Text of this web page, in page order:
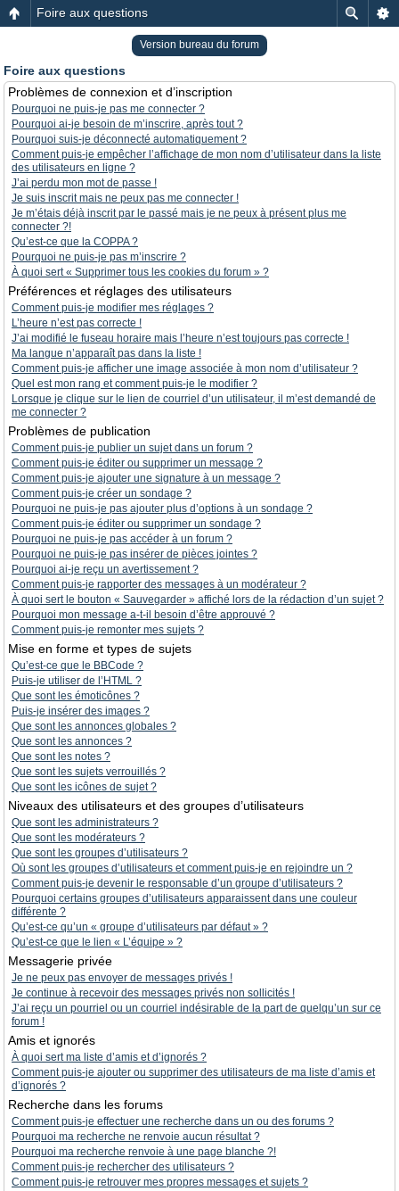
Foire aux questions
Version bureau du forum
Foire aux questions
Problèmes de connexion et d’inscription
Pourquoi ne puis-je pas me connecter ?
Pourquoi ai-je besoin de m’inscrire, après tout ?
Pourquoi suis-je déconnecté automatiquement ?
Comment puis-je empêcher l’affichage de mon nom d’utilisateur dans la liste
des utilisateurs en ligne ?
J’ai perdu mon mot de passe !
Je suis inscrit mais ne peux pas me connecter !
Je m’étais déjà inscrit par le passé mais je ne peux à présent plus me
connecter ?!
Qu’est-ce que la COPPA ?
Pourquoi ne puis-je pas m’inscrire ?
À quoi sert « Supprimer tous les cookies du forum » ?
Préférences et réglages des utilisateurs
Comment puis-je modifier mes réglages ?
L’heure n’est pas correcte !
J’ai modifié le fuseau horaire mais l’heure n’est toujours pas correcte !
Ma langue n’apparaît pas dans la liste !
Comment puis-je afficher une image associée à mon nom d’utilisateur ?
Quel est mon rang et comment puis-je le modifier ?
Lorsque je clique sur le lien de courriel d’un utilisateur, il m’est demandé de
me connecter ?
Problèmes de publication
Comment puis-je publier un sujet dans un forum ?
Comment puis-je éditer ou supprimer un message ?
Comment puis-je ajouter une signature à un message ?
Comment puis-je créer un sondage ?
Pourquoi ne puis-je pas ajouter plus d’options à un sondage ?
Comment puis-je éditer ou supprimer un sondage ?
Pourquoi ne puis-je pas accéder à un forum ?
Pourquoi ne puis-je pas insérer de pièces jointes ?
Pourquoi ai-je reçu un avertissement ?
Comment puis-je rapporter des messages à un modérateur ?
À quoi sert le bouton « Sauvegarder » affiché lors de la rédaction d’un sujet ?
Pourquoi mon message a-t-il besoin d’être approuvé ?
Comment puis-je remonter mes sujets ?
Mise en forme et types de sujets
Qu’est-ce que le BBCode ?
Puis-je utiliser de l’HTML ?
Que sont les émoticônes ?
Puis-je insérer des images ?
Que sont les annonces globales ?
Que sont les annonces ?
Que sont les notes ?
Que sont les sujets verrouillés ?
Que sont les icônes de sujet ?
Niveaux des utilisateurs et des groupes d’utilisateurs
Que sont les administrateurs ?
Que sont les modérateurs ?
Que sont les groupes d’utilisateurs ?
Où sont les groupes d’utilisateurs et comment puis-je en rejoindre un ?
Comment puis-je devenir le responsable d’un groupe d’utilisateurs ?
Pourquoi certains groupes d’utilisateurs apparaissent dans une couleur
différente ?
Qu’est-ce qu’un « groupe d’utilisateurs par défaut » ?
Qu’est-ce que le lien « L’équipe » ?
Messagerie privée
Je ne peux pas envoyer de messages privés !
Je continue à recevoir des messages privés non sollicités !
J’ai reçu un pourriel ou un courriel indésirable de la part de quelqu’un sur ce
forum !
Amis et ignorés
À quoi sert ma liste d’amis et d’ignorés ?
Comment puis-je ajouter ou supprimer des utilisateurs de ma liste d’amis et
d’ignorés ?
Recherche dans les forums
Comment puis-je effectuer une recherche dans un ou des forums ?
Pourquoi ma recherche ne renvoie aucun résultat ?
Pourquoi ma recherche renvoie à une page blanche ?!
Comment puis-je rechercher des utilisateurs ?
Comment puis-je retrouver mes propres messages et sujets ?